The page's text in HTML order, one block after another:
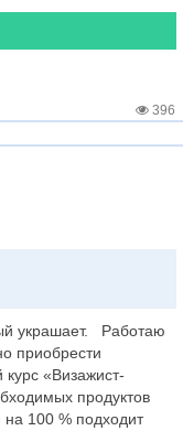
396
украшает. Работаю
приобрести
«Визажист-
продуктов
100 % подходит